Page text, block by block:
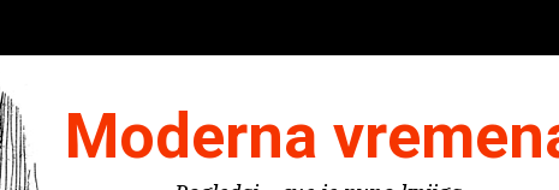
Moderna